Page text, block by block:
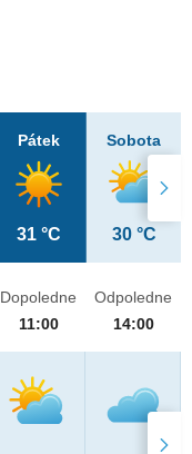
Pátek
31 °C
Sobota
30 °C
Dopoledne
11:00
Odpoledne
14:00